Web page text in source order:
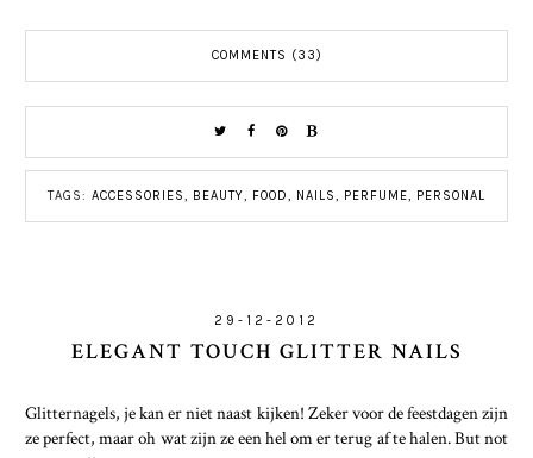
COMMENTS (33)
TAGS: ACCESSORIES, BEAUTY, FOOD, NAILS, PERFUME, PERSONAL
29-12-2012
ELEGANT TOUCH GLITTER NAILS
Glitternagels, je kan er niet naast kijken! Zeker voor de feestdagen zijn
ze perfect, maar oh wat zijn ze een hel om er terug af te halen. But not